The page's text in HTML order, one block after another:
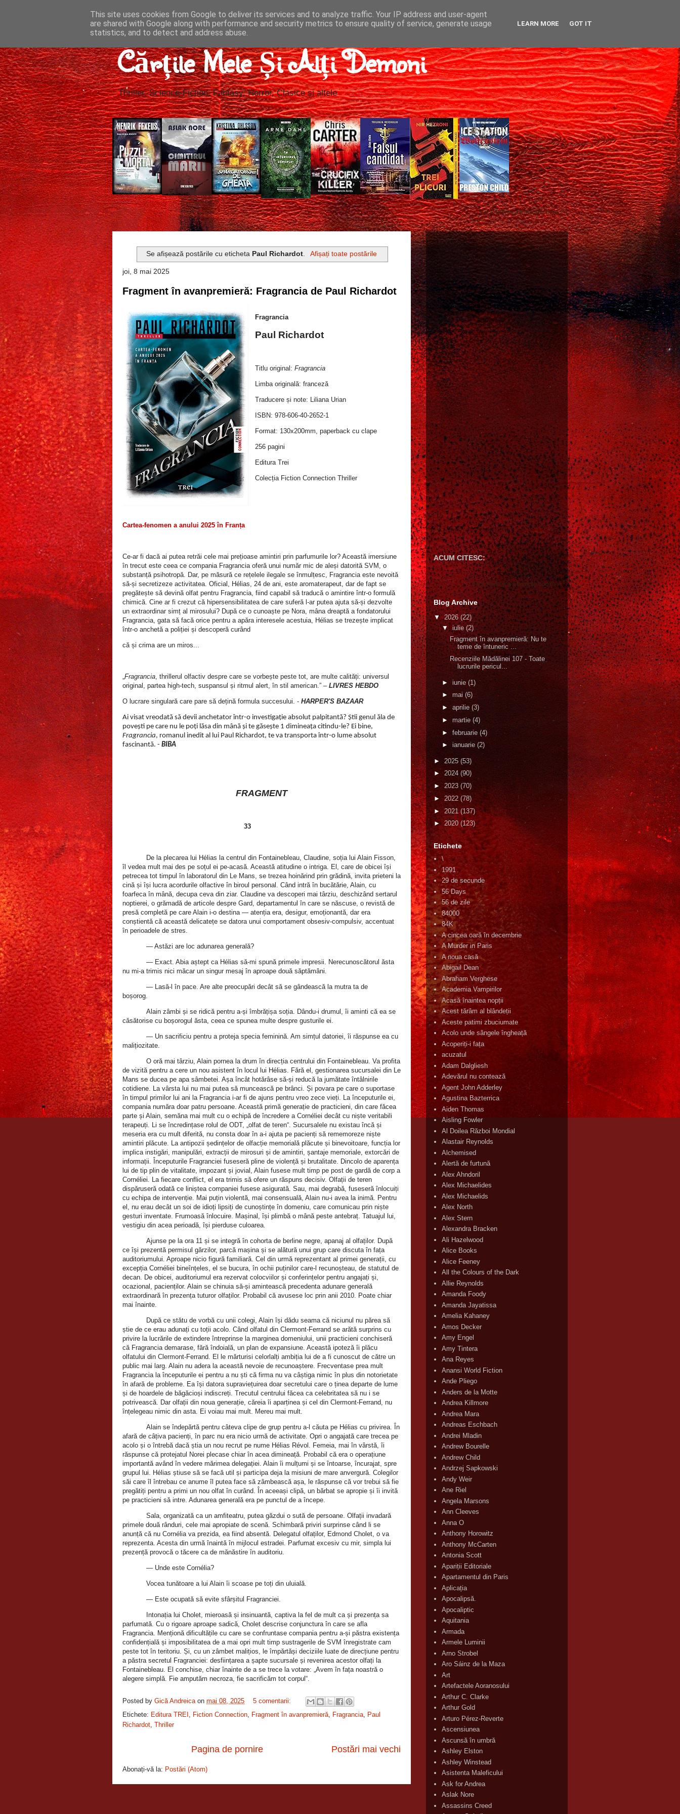
Cărțile Mele Și Alți Demoni
Thriller, Science-Fiction, Fantasy, Horror, Clasice și altele
Gică Andreica's favorite books »
Se afișează postările cu eticheta Paul Richardot. Afișați toate postările
joi, 8 mai 2025
Fragment în avanpremieră: Fragrancia de Paul Richardot
Fragrancia
Paul Richardot
Titlu original: Fragrancia
Limba originală: franceză
Traducere și note: Liliana Urian
ISBN: 978-606-40-2652-1
Format: 130x200mm, paperback cu clape
256 pagini
Editura Trei
Colecția Fiction Connection Thriller
Cartea-fenomen a anului 2025 în Franța
Ce-ar fi dacă ai putea retrăi cele mai prețioase amintiri prin parfumurile lor? Această imersiune
în trecut este ceea ce compania Fragrancia oferă unui număr mic de aleși datorită SVM, o
substanță psihotropă. Dar, pe măsură ce rețelele ilegale se înmulțesc, Fragrancia este nevoită
să-și secretizeze activitatea. Oficial, Hélias, 24 de ani, este aromaterapeut, dar de fapt se
pregătește să devină olfat pentru Fragrancia, fiind capabil să traducă o amintire într-o formulă
chimică. Cine ar fi crezut că hipersensibilitatea de care suferă l-ar putea ajuta să-și dezvolte
un extraordinar simț al mirosului? După ce o cunoaște pe Nora, mâna dreaptă a fondatorului
Fragrancia, gata să facă orice pentru a apăra interesele acestuia, Hélias se trezește implicat
într-o anchetă a poliției și descoperă curând
că și crima are un miros...
Fragrancia , thrillerul olfactiv despre care se vorbește peste tot, are multe calități: universul
original, partea high-tech, suspansul și ritmul alert, în stil american.” – LIVRES HEBDO
O lucrare singulară care pare să dețină formula succesului. - HARPER'S BAZAAR
Ai visat vreodată să devii anchetator într-o investigație absolut palpitantă? Știi genul ăla de
povești pe care nu le poți lăsa din mână și te găsește 1 dimineața citindu-le? Ei bine,
Fragrancia, romanul inedit al lui Paul Richardot, te va transporta într-o lume absolut
fascinantă. - BIBA
FRAGMENT
33
De la plecarea lui Hélias la centrul din Fontainebleau, Claudine, soția lui Alain Fisson,
îl vedea mult mai des pe soțul ei pe‑acasă. Această atitudine o intriga. El, care de obicei își
petrecea tot timpul în laboratorul din Le Mans, se trezea hoinărind prin grădină, invita prieteni la
cină și își lucra acordurile olfactive în biroul personal. Când intră în bucătărie, Alain, cu
foarfeca în mână, decupa ceva din ziar. Claudine va descoperi mai târziu, deschizând sertarul
noptierei, o grămadă de articole despre Gard, departamentul în care se născuse, o revistă de
presă completă pe care Alain i‑o destina — atenția era, desigur, emoționantă, dar era
conștientă că această delicatețe se datora unui comportament obsesiv‑compulsiv, accentuat
în perioadele de stres.
— Astăzi are loc adunarea generală?
— Exact. Abia aștept ca Hélias să‑mi spună primele impresii. Nerecunoscătorul ăsta
nu mi‑a trimis nici măcar un singur mesaj în aproape două săptămâni.
— Lasă‑l în pace. Are alte preocupări decât să se gândească la mutra ta de
boșorog.
Alain zâmbi și se ridică pentru a‑și îmbrățișa soția. Dându‑i drumul, îi aminti că ea se
căsătorise cu boșorogul ăsta, ceea ce spunea multe despre gusturile ei.
— Un sacrificiu pentru a proteja specia feminină. Am simțul datoriei, îi răspunse ea cu
malițiozitate.
O oră mai târziu, Alain pornea la drum în direcția centrului din Fontainebleau. Va profita
de vizită pentru a cere un nou asistent în locul lui Hélias. Fără el, gestionarea sucursalei din Le
Mans se ducea pe apa sâmbetei. Așa încât hotărâse să‑și reducă la jumătate întâlnirile
cotidiene. La vârsta lui nu mai putea să muncească pe brânci. Și povara pe care o suportase
în timpul primilor lui ani la Fragrancia i‑ar fi de ajuns pentru vreo zece vieți. La începuturile ei,
compania număra doar patru persoane. Această primă generație de practicieni, din care făcea
parte și Alain, semăna mai mult cu o echipă de încredere a Cornéliei decât cu niște veritabili
terapeuți. Li se încredințase rolul de ODT, „olfat de teren“. Sucursalele nu existau încă și
meseria era cu mult diferită, nu consta doar în a‑i ajuta pe pacienți să rememoreze niște
amintiri plăcute. La antipozii ședințelor de olfacție memorială plăcute și binevoitoare, funcția lor
implica instigări, manipulări, extracții de mirosuri și de amintiri, șantaje memoriale, extorcări de
informații. Începuturile Fragranciei fuseseră pline de violență și brutalitate. Dincolo de aparența
lui de tip plin de vitalitate, impozant și jovial, Alain fusese mult timp pe post de gardă de corp a
Cornéliei. La fiecare conflict, el era trimis să ofere un răspuns decisiv. Olfații de teren
dispăruseră odată ce liniștea companiei fusese asigurată. Sau, mai degrabă, fuseseră înlocuiți
cu echipa de intervenție. Mai puțin violentă, mai consensuală, Alain nu‑i avea la inimă. Pentru
el, nu erau decât un soi de idioți lipsiți de cunoștințe în domeniu, care comunicau prin niște
gesturi inventate. Frumoasă înlocuire. Mașinal, își plimbă o mână peste antebraț. Tatuajul lui,
vestigiu din acea perioadă, își pierduse culoarea.
Ajunse pe la ora 11 și se integră în cohorta de berline negre, apanaj al olfaților. După
ce își prezentă permisul gărzilor, parcă mașina și se alătură unui grup care discuta în fața
auditoriumului. Aproape nicio figură familiară. Cel din urmă reprezentant al primei generații, cu
excepția Cornéliei bineînțeles, el se bucura, în ochii puținilor care‑l recunoșteau, de statutul de
decan. De obicei, auditoriumul era rezervat colocviilor și conferințelor pentru angajați și,
ocazional, pacienților. Alain se chinuia să‑și amintească precedenta adunare generală
extraordinară în prezența tuturor olfaților. Probabil că avusese loc prin anii 2010. Poate chiar
mai înainte.
După ce stătu de vorbă cu unii colegi, Alain își dădu seama că niciunul nu părea să
știe de ce erau adunați cu toții acolo. Când olfatul din Clermont‑Ferrand se arătă surprins cu
privire la lucrările de extindere întreprinse la marginea domeniului, unii practicieni conchiseră
că Fragrancia demarase, fără îndoială, un plan de expansiune. Această ipoteză îi plăcu
olfatului din Clermont‑Ferrand. El le mărturisi celorlalți ambiția lui de a fi cunoscut de către un
public mai larg. Alain nu adera la această nevoie de recunoaștere. Frecventase prea mult
Fragrancia la începuturile ei pentru a nu ști că firma nu va câștiga nimic în plus din notorietate
în afară de probleme. Ea își datora supraviețuirea doar secretului care o ținea departe de lume
și de hoardele de băgăcioși indiscreți. Trecutul centrului făcea ca celebritatea să nu i se
potrivească. Dar olfații din noua generație, căreia îi aparținea și cel din Clermont‑Ferrand, nu
înțelegeau nimic din asta. Ei voiau mai mult. Mereu mai mult.
Alain se îndepărtă pentru câteva clipe de grup pentru a‑l căuta pe Hélias cu privirea. În
afară de câțiva pacienți, în parc nu era nicio urmă de activitate. Opri o angajată care trecea pe
acolo și o întrebă dacă știa un nou recrut pe nume Hélias Révol. Femeia, mai în vârstă, îi
răspunse că protejatul Norei plecase chiar în acea dimineață. Probabil că era o operațiune
importantă având în vedere mărimea delegației. Alain îi mulțumi și se întoarse, încurajat, spre
grupul lui. Hélias știuse să se facă util și participa deja la misiuni de mare anvergură. Colegilor
săi care îl întrebau ce anume îl putea face să zâmbească așa, le răspunse că vor trebui să fie
pregătiți pentru a primi un nou olfat în curând. În aceeași clipă, un bărbat se apropie și îi invită
pe practicieni să intre. Adunarea generală era pe punctul de a începe.
Sala, organizată ca un amfiteatru, putea găzdui o sută de persoane. Olfații invadară
primele două rânduri, cele mai apropiate de scenă. Schimbară priviri surprinse când li se
anunță că nu Cornélia va prezida, ea fiind absentă. Delegatul olfaților, Edmond Cholet, o va
reprezenta. Acesta din urmă înaintă în mijlocul estradei. Parfumat excesiv cu mir, simpla lui
prezență provocă o tăcere ca de mănăstire în auditoriu.
— Unde este Cornélia?
Vocea tunătoare a lui Alain îi scoase pe toți din uluială.
— Este ocupată să evite sfârșitul Fragranciei.
Intonația lui Cholet, mieroasă și insinuantă, captiva la fel de mult ca și prezența sa
parfumată. Cu o rigoare aproape sadică, Cholet descrise conjunctura în care se afla
Fragrancia. Menționă dificultățile cu care se confruntase compania pentru a‑și păstra existența
confidențială și imposibilitatea de a mai opri mult timp sustragerile de SVM înregistrate cam
peste tot în teritoriu. Și, cu un zâmbet malițios, le împărtăși deciziile luate de direcțiune pentru
a păstra secretul Fragranciei: desființarea a șapte sucursale și revenirea acestor olfați la
Fontainebleau. El conchise, chiar înainte de a se trece la votare: „Avem în fața noastră o
alegere simplă. Fie amputăm necroza, fie sacrificăm tot corpul“.
Posted by Gică Andreica on mai 08, 2025
5 comentarii:
Etichete: Editura TREI Fiction Connection Fragment în avanpremieră Fragrancia Paul
Richardot Thriller
Postări mai vechi
Pagina de pornire
Abonați-vă la: Postări (Atom)
ACUM CITESC:
Gică Andreica's favorite books »
Blog Archive
▼2026(22)
▼iulie(2)
Fragment în avanpremieră: Nu te
teme de întuneric ...
Recenziile Mădălinei 107 - Toate
lucrurile pericul...
► iunie (1)
► mai (6)
► aprilie (3)
► martie (4)
► februarie (4)
► ianuarie (2)
► 2025 (53)
► 2024 (90)
► 2023 (70)
► 2022 (78)
► 2021(137)
► 2020(123)
Etichete
\
1991
29 de secunde
56 Days
56 de zile
84000
84K
A cincea oară în decembrie
A Murder in Paris
A noua casă
Abigail Dean
Abraham Verghese
Academia Vampirilor
Acasă înaintea nopții
Acest tărâm al blândeții
Aceste patimi zbuciumate
Acolo unde sângele îngheață
Acoperiți-i fața
acuzatul
Adam Dalgliesh
Adevărul nu contează
Agent John Adderley
Agustina Bazterrica
Aiden Thomas
Aisling Fowler
Al Doilea Război Mondial
Alastair Reynolds
Alchemised
Alertă de furtună
Alex Ahndoril
Alex Michaelides
Alex Michaelids
Alex North
Alex Stern
Alexandra Bracken
Ali Hazelwood
Alice Books
Alice Feeney
All the Colours of the Dark
Allie Reynolds
Amanda Foody
Amanda Jayatissa
Amelia Kahaney
Amos Decker
Amy Engel
Amy Tintera
Ana Reyes
Anansi World Fiction
Ande Pliego
Anders de la Motte
Andrea Killmore
Andrea Mara
Andreas Eschbach
Andrei Mladin
Andrew Bourelle
Andrew Child
Andrzej Sapkowski
Andy Weir
Ane Riel
Angela Marsons
Ann Cleeves
Anna O
Anthony Horowitz
Anthony McCarten
Antonia Scott
Apariții Editoriale
Apartamentul din Paris
Aplicația
Apocalipsă.
Apocaliptic
Aquitania
Armada
Armele Luminii
Arno Strobel
Aro Sáinz de la Maza
Art
Artefactele Aoranosului
Arthur C. Clarke
Arthur Gold
Arturo Pérez-Reverte
Ascensiunea
Ascunsă în umbră
Ashley Elston
Ashley Winstead
Asistenta Maleficului
Ask for Andrea
Aslak Nore
Assassins Creed
This site uses cookies from Google to deliver its services and to analyze traffic. Your IP address and user-agent
are shared with Google along with performance and security metrics to ensure quality of service, generate usage
statistics, and to detect and address abuse.
LEARN MORE GOT IT